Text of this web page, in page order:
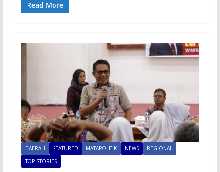
Read More
DAERAH FEATURED MATAPOLITIK NEWS
REGIONAL
TOP STORIES